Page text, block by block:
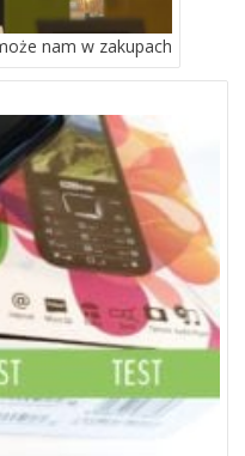
nam w zakupach